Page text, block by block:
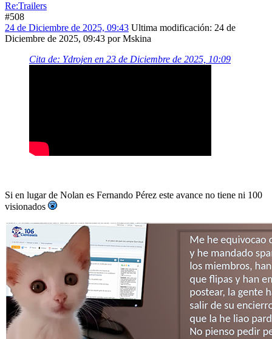
Re:Trailers
#508
24 de Diciembre de 2025, 09:43 Ultima modificación: 24 de
Diciembre de 2025, 09:43 por Mskina
Cita de: Ydrojen en 23 de Diciembre de 2025, 10:09
Si en lugar de Nolan es Fernando Pérez este avance no tiene ni 100
visionados